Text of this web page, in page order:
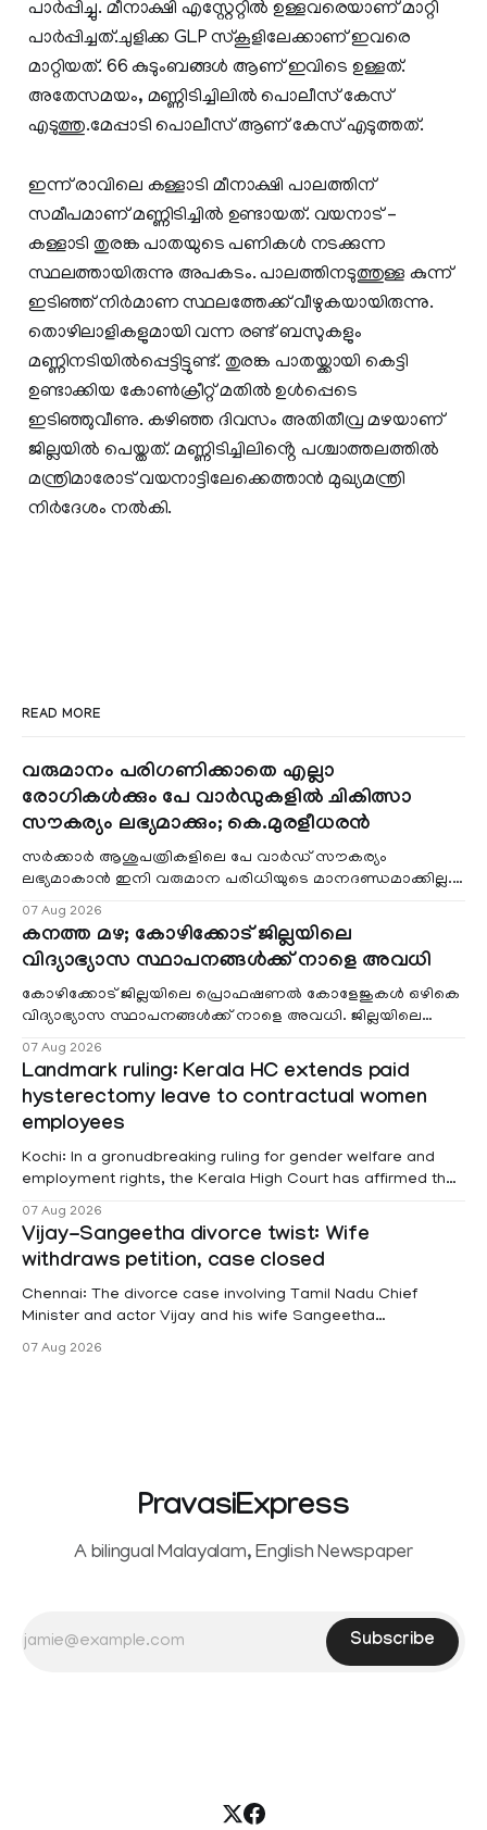
പാർപ്പിച്ചു. മീനാക്ഷി എസ്റ്റേറ്റിൽ ഉള്ളവരെയാണ് മാറ്റി
പാർപ്പിച്ചത്.ചുളിക്ക GLP സ്കൂളിലേക്കാണ് ഇവരെ
മാറ്റിയത്. 66 കുടുംബങ്ങൾ ആണ് ഇവിടെ ഉള്ളത്.
അതേസമയം, മണ്ണിടിച്ചിലിൽ പൊലീസ് കേസ്
എടുത്തു.മേപ്പാടി പൊലീസ് ആണ് കേസ് എടുത്തത്.
ഇന്ന് രാവിലെ കള്ളാടി മീനാക്ഷി പാലത്തിന്
സമീപമാണ് മണ്ണിടിച്ചിൽ ഉണ്ടായത്. വയനാട് –
കള്ളാടി തുരങ്ക പാതയുടെ പണികൾ നടക്കുന്ന
സ്ഥലത്തായിരുന്നു അപകടം. പാലത്തിനടുത്തുള്ള കുന്ന്
ഇടിഞ്ഞ് നിർമാണ സ്ഥലത്തേക്ക് വീഴുകയായിരുന്നു.
തൊഴിലാളികളുമായി വന്ന രണ്ട് ബസുകളും
മണ്ണിനടിയിൽപ്പെട്ടിട്ടുണ്ട്. തുരങ്ക പാതയ്ക്കായി കെട്ടി
ഉണ്ടാക്കിയ കോൺക്രീറ്റ് മതിൽ ഉൾപ്പെടെ
ഇടിഞ്ഞുവീണു. കഴിഞ്ഞ ദിവസം അതിതീവ്ര മഴയാണ്
ജില്ലയിൽ പെയ്തത്. മണ്ണിടിച്ചിലിൻ്റെ പശ്ചാത്തലത്തിൽ
മന്ത്രിമാരോട് വയനാട്ടിലേക്കെത്താൻ മുഖ്യമന്ത്രി
നിർദേശം നൽകി.
READ MORE
വരുമാനം പരിഗണിക്കാതെ എല്ലാ
രോഗികൾക്കും പേ വാർഡുകളിൽ ചികിത്സാ
സൗകര്യം ലഭ്യമാക്കും; കെ.മുരളീധരൻ
സർക്കാർ ആശുപത്രികളിലെ പേ വാർഡ് സൗകര്യം
ലഭ്യമാകാൻ ഇനി വരുമാന പരിധിയുടെ മാനദണ്ഡമാക്കില്ല.
07 Aug 2026
കനത്ത മഴ; കോഴിക്കോട് ജില്ലയിലെ
വിദ്യാഭ്യാസ സ്ഥാപനങ്ങൾക്ക് നാളെ അവധി
കോഴിക്കോട് ജില്ലയിലെ പ്രൊഫഷണൽ കോളേജുകൾ ഒഴികെ
വിദ്യാഭ്യാസ സ്ഥാപനങ്ങൾക്ക് നാളെ അവധി. ജില്ലയിലെ
07 Aug 2026
Landmark ruling: Kerala HC extends paid
hysterectomy leave to contractual women
employees
Kochi: In a gronudbreaking ruling for gender welfare and
employment rights, the Kerala High Court has affirmed that
projects are eligible for paid medical leave following
hysterectomy surgery under the Kerala Service Rules
(KSR). The court noted that since essential benefits like
maternity
07 Aug 2026
Vijay-Sangeetha divorce twist: Wife
withdraws petition, case closed
Chennai: The divorce case involving Tamil Nadu Chief
Minister and actor Vijay and his wife Sangeetha
Sowrnalingam has taken a new turn after Sangeetha
07 Aug 2026
PravasiExpress
A bilingual Malayalam, English Newspaper
Subscribe